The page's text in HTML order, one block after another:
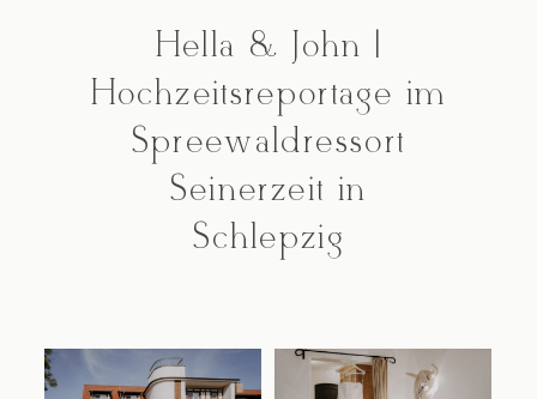
Kontakt
Hella & John |
Hochzeitsreportage im
Spreewaldressort
Seinerzeit in
Schlepzig